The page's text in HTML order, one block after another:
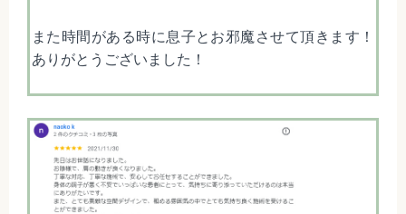
また時間がある時に息子とお邪魔させて頂きます！
ありがとうございました！